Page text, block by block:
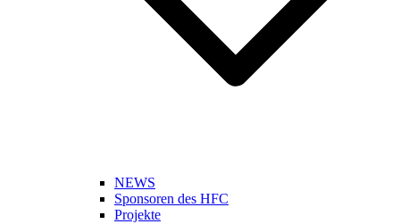
NEWS
Sponsoren des HFC
Projekte